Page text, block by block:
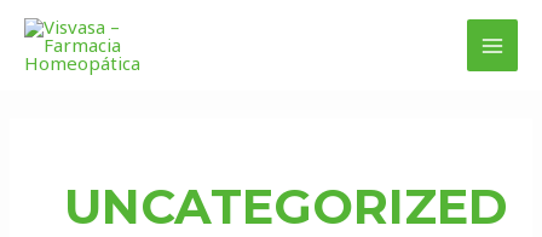
contenido
UNCATEGORIZED